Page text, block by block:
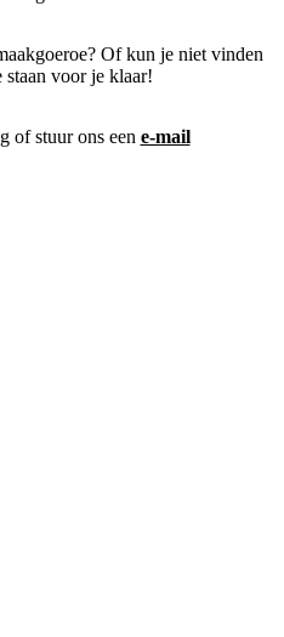
Of kun je niet vinden
staan voor je klaar!
of stuur ons een e-mail